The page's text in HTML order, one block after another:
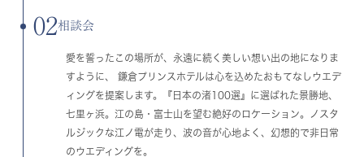
02相談会
愛を誓ったこの場所が、永遠に続く美しい想い出の地になりま
すように、 鎌倉プリンスホテルは心を込めたおもてなしウエデ
ィングを提案します。『日本の渚100選』に選ばれた景勝地、
七里ヶ浜。江の島・富士山を望む絶好のロケーション。ノスタ
ルジックな江ノ電が走り、波の音が心地よく、幻想的で非日常
のウエディングを。